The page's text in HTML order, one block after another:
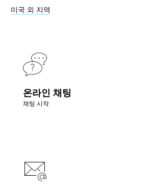
미국 외 지역
온라인 채팅
채팅 시작